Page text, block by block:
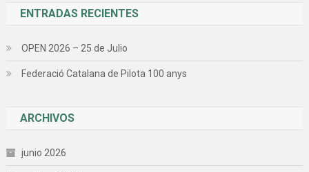
ENTRADAS RECIENTES
OPEN 2026 – 25 de Julio
Federació Catalana de Pilota 100 anys
ARCHIVOS
junio 2026